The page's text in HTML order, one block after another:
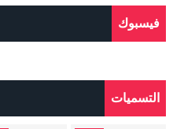
فيسبوك
التسميات